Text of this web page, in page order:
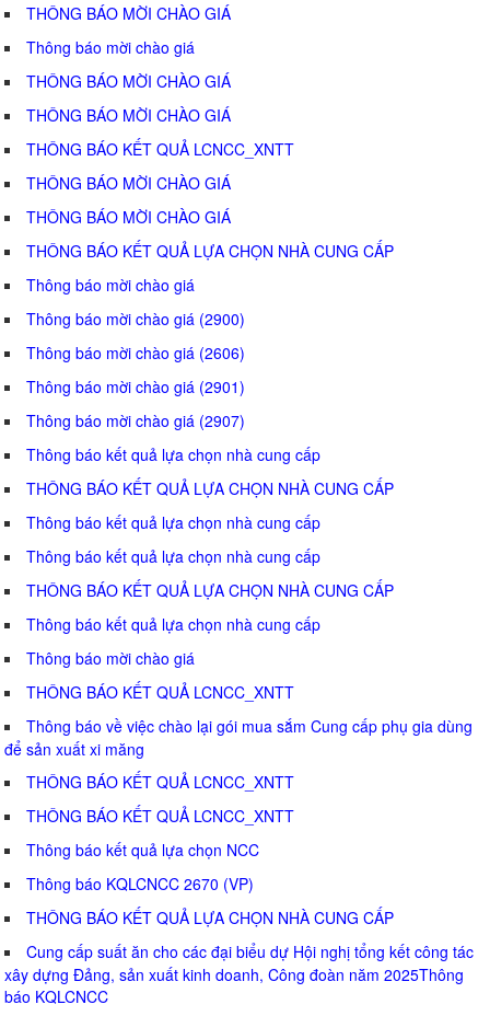
THÔNG BÁO MỜI CHÀO GIÁ
Thông báo mời chào giá
THÔNG BÁO MỜI CHÀO GIÁ
THÔNG BÁO MỜI CHÀO GIÁ
THÔNG BÁO KẾT QUẢ LCNCC_XNTT
THÔNG BÁO MỜI CHÀO GIÁ
THÔNG BÁO MỜI CHÀO GIÁ
THÔNG BÁO KẾT QUẢ LỰA CHỌN NHÀ CUNG CẤP
Thông báo mời chào giá
Thông báo mời chào giá (2900)
Thông báo mời chào giá (2606)
Thông báo mời chào giá (2901)
Thông báo mời chào giá (2907)
Thông báo kết quả lựa chọn nhà cung cấp
THÔNG BÁO KẾT QUẢ LỰA CHỌN NHÀ CUNG CẤP
Thông báo kết quả lựa chọn nhà cung cấp
Thông báo kết quả lựa chọn nhà cung cấp
THÔNG BÁO KẾT QUẢ LỰA CHỌN NHÀ CUNG CẤP
Thông báo kết quả lựa chọn nhà cung cấp
Thông báo mời chào giá
THÔNG BÁO KẾT QUẢ LCNCC_XNTT
Thông báo về việc chào lại gói mua sắm Cung cấp phụ gia dùng
để sản xuất xi măng
THÔNG BÁO KẾT QUẢ LCNCC_XNTT
THÔNG BÁO KẾT QUẢ LCNCC_XNTT
Thông báo kết quả lựa chọn NCC
Thông báo KQLCNCC 2670 (VP)
THÔNG BÁO KẾT QUẢ LỰA CHỌN NHÀ CUNG CẤP
Cung cấp suất ăn cho các đại biểu dự Hội nghị tổng kết công tác
xây dựng Đảng, sản xuất kinh doanh, Công đoàn năm 2025Thông
báo KQLCNCC